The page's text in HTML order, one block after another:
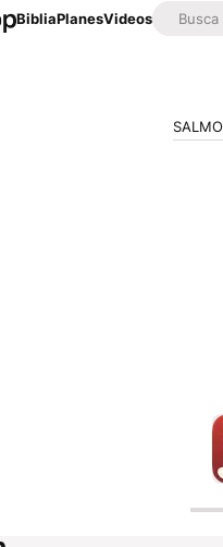
BibliaPlanesVideos